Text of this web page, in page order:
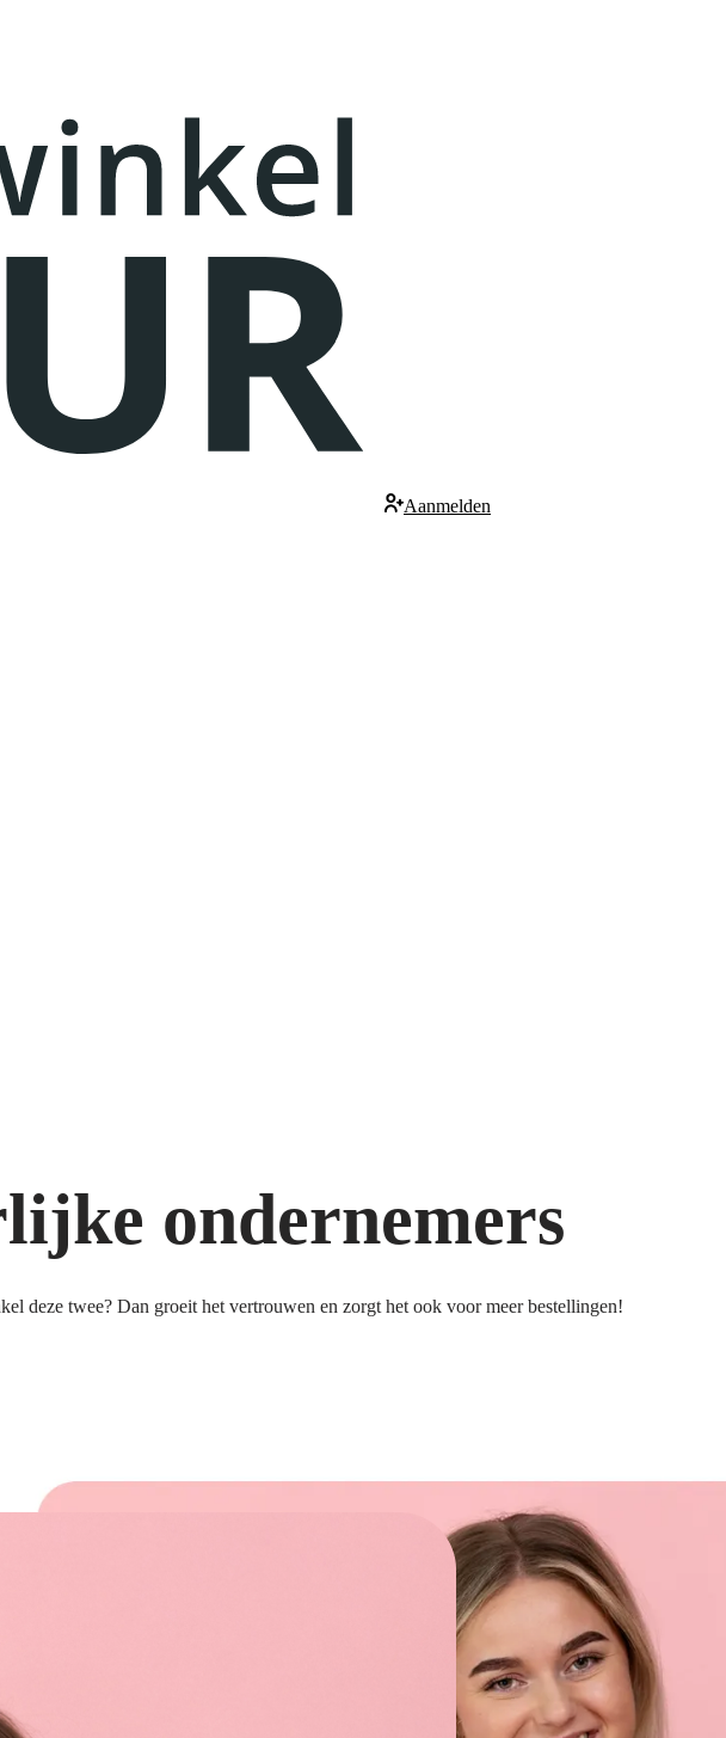
Aanmelden
ondernemers
deze twee? Dan groeit het vertrouwen en zorgt het ook voor meer bestellingen!